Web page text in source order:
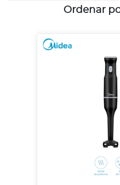
Ordenar